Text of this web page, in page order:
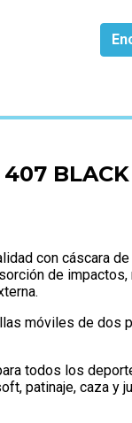
407
con cáscara
de impactos,
móviles de dos
todos los
patinaje, caza y